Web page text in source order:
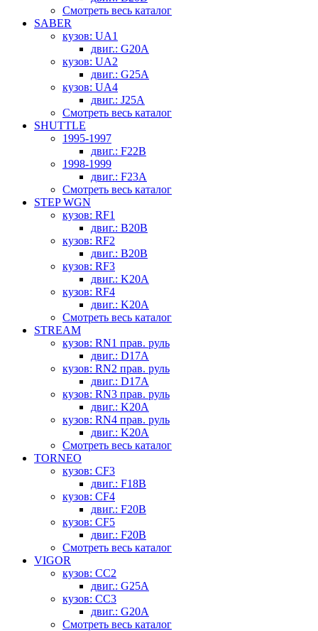
Смотреть весь каталог
SABER
кузов: UA1
двиг.: G20A
кузов: UA2
двиг.: G25A
кузов: UA4
двиг.: J25A
Смотреть весь каталог
SHUTTLE
1995-1997
двиг.: F22B
1998-1999
двиг.: F23A
Смотреть весь каталог
STEP WGN
кузов: RF1
двиг.: B20B
кузов: RF2
двиг.: B20B
кузов: RF3
двиг.: K20A
кузов: RF4
двиг.: K20A
Смотреть весь каталог
STREAM
кузов: RN1 прав. руль
двиг.: D17A
кузов: RN2 прав. руль
двиг.: D17A
кузов: RN3 прав. руль
двиг.: K20A
кузов: RN4 прав. руль
двиг.: K20A
Смотреть весь каталог
TORNEO
кузов: CF3
двиг.: F18B
кузов: CF4
двиг.: F20B
кузов: CF5
двиг.: F20B
Смотреть весь каталог
VIGOR
кузов: CC2
двиг.: G25A
кузов: CC3
двиг.: G20A
Смотреть весь каталог